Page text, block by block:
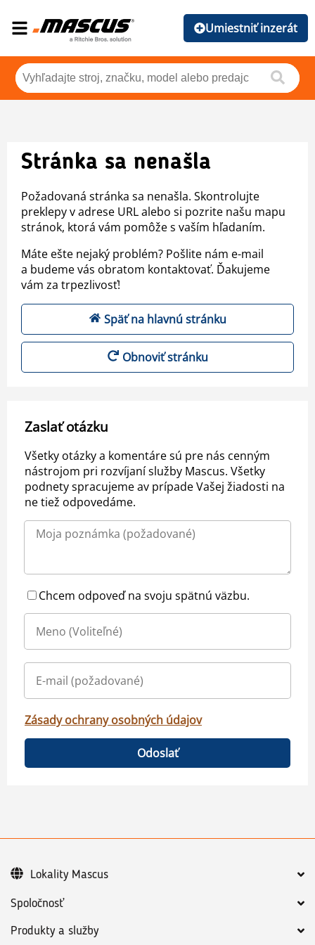
Umiestniť inzerát
Stránka sa nenašla
Požadovaná stránka sa nenašla. Skontrolujte
preklepy v adrese URL alebo si pozrite našu mapu
stránok, ktorá vám pomôže s vaším hľadaním.
Máte ešte nejaký problém? Pošlite nám e-mail
a budeme vás obratom kontaktovať. Ďakujeme
vám za trpezlivosť!
Späť na hlavnú stránku
Obnoviť stránku
Zaslať otázku
Všetky otázky a komentáre sú pre nás cenným
nástrojom pri rozvíjaní služby Mascus. Všetky
podnety spracujeme av prípade Vašej žiadosti na
ne tiež odpovedáme.
Chcem odpoveď na svoju spätnú väzbu.
Zásady ochrany osobných údajov
Odoslať
Spoločnosť
Produkty a služby
Lokality Mascus